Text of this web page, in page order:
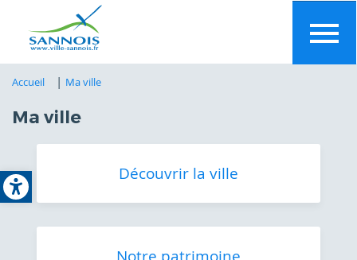
Open toolbar
Accueil Ma ville
Ma ville
Découvrir la ville